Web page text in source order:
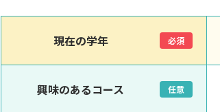
現在の学年 必須
興味のあるコース 任意